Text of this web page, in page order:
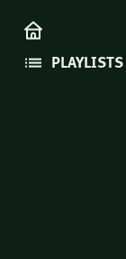
PLAYLISTS